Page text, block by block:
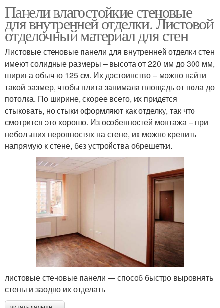
Панели влагостойкие стеновые
для внутренней отделки. Листовой
отделочный материал для стен
Листовые стеновые панели для внутренней отделки стен
имеют солидные размеры – высота от 220 мм до 300 мм,
ширина обычно 125 см. Их достоинство – можно найти
такой размер, чтобы плита занимала площадь от пола до
потолка. По ширине, скорее всего, их придется
стыковать, но стыки оформляют как отделку, так что
смотрится это хорошо. Из особенностей монтажа – при
небольших неровностях на стене, их можно крепить
напрямую к стене, без устройства обрешетки.
листовые стеновые панели — способ быстро выровнять
стены и заодно их отделать